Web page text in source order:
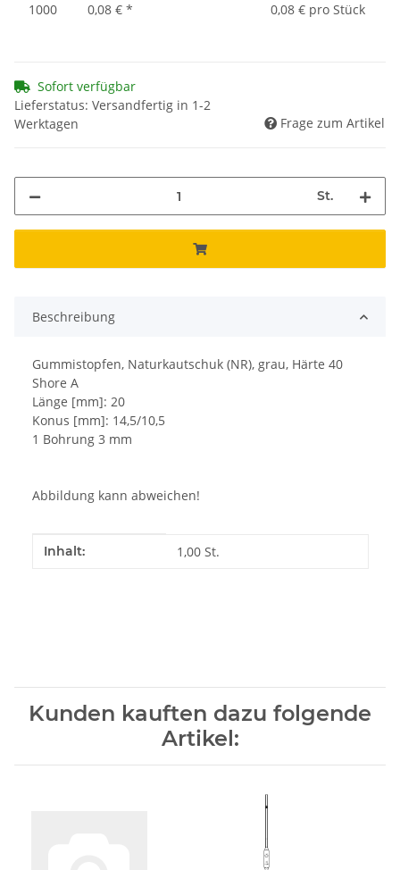
1000
0,08 € * 0,08 € pro Stück
Sofort verfügbar
Lieferstatus: Versandfertig in 1-2
Werktagen
Frage zum Artikel
St.
Beschreibung
Gummistopfen, Naturkautschuk (NR), grau, Härte 40
Shore A
Länge [mm]: 20
Konus [mm]: 14,5/10,5
1 Bohrung 3 mm
Abbildung kann abweichen!
Produkteigenschaft
Wert
Inhalt: 1,00 St.
Kunden kauften dazu folgende
Artikel: